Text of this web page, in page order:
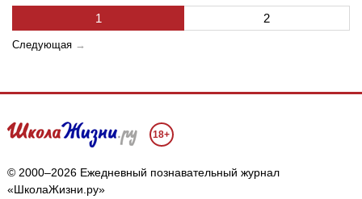
1 2
Следующая →
18+
© 2000–2026 Ежедневный познавательный журнал
«ШколаЖизни.ру»